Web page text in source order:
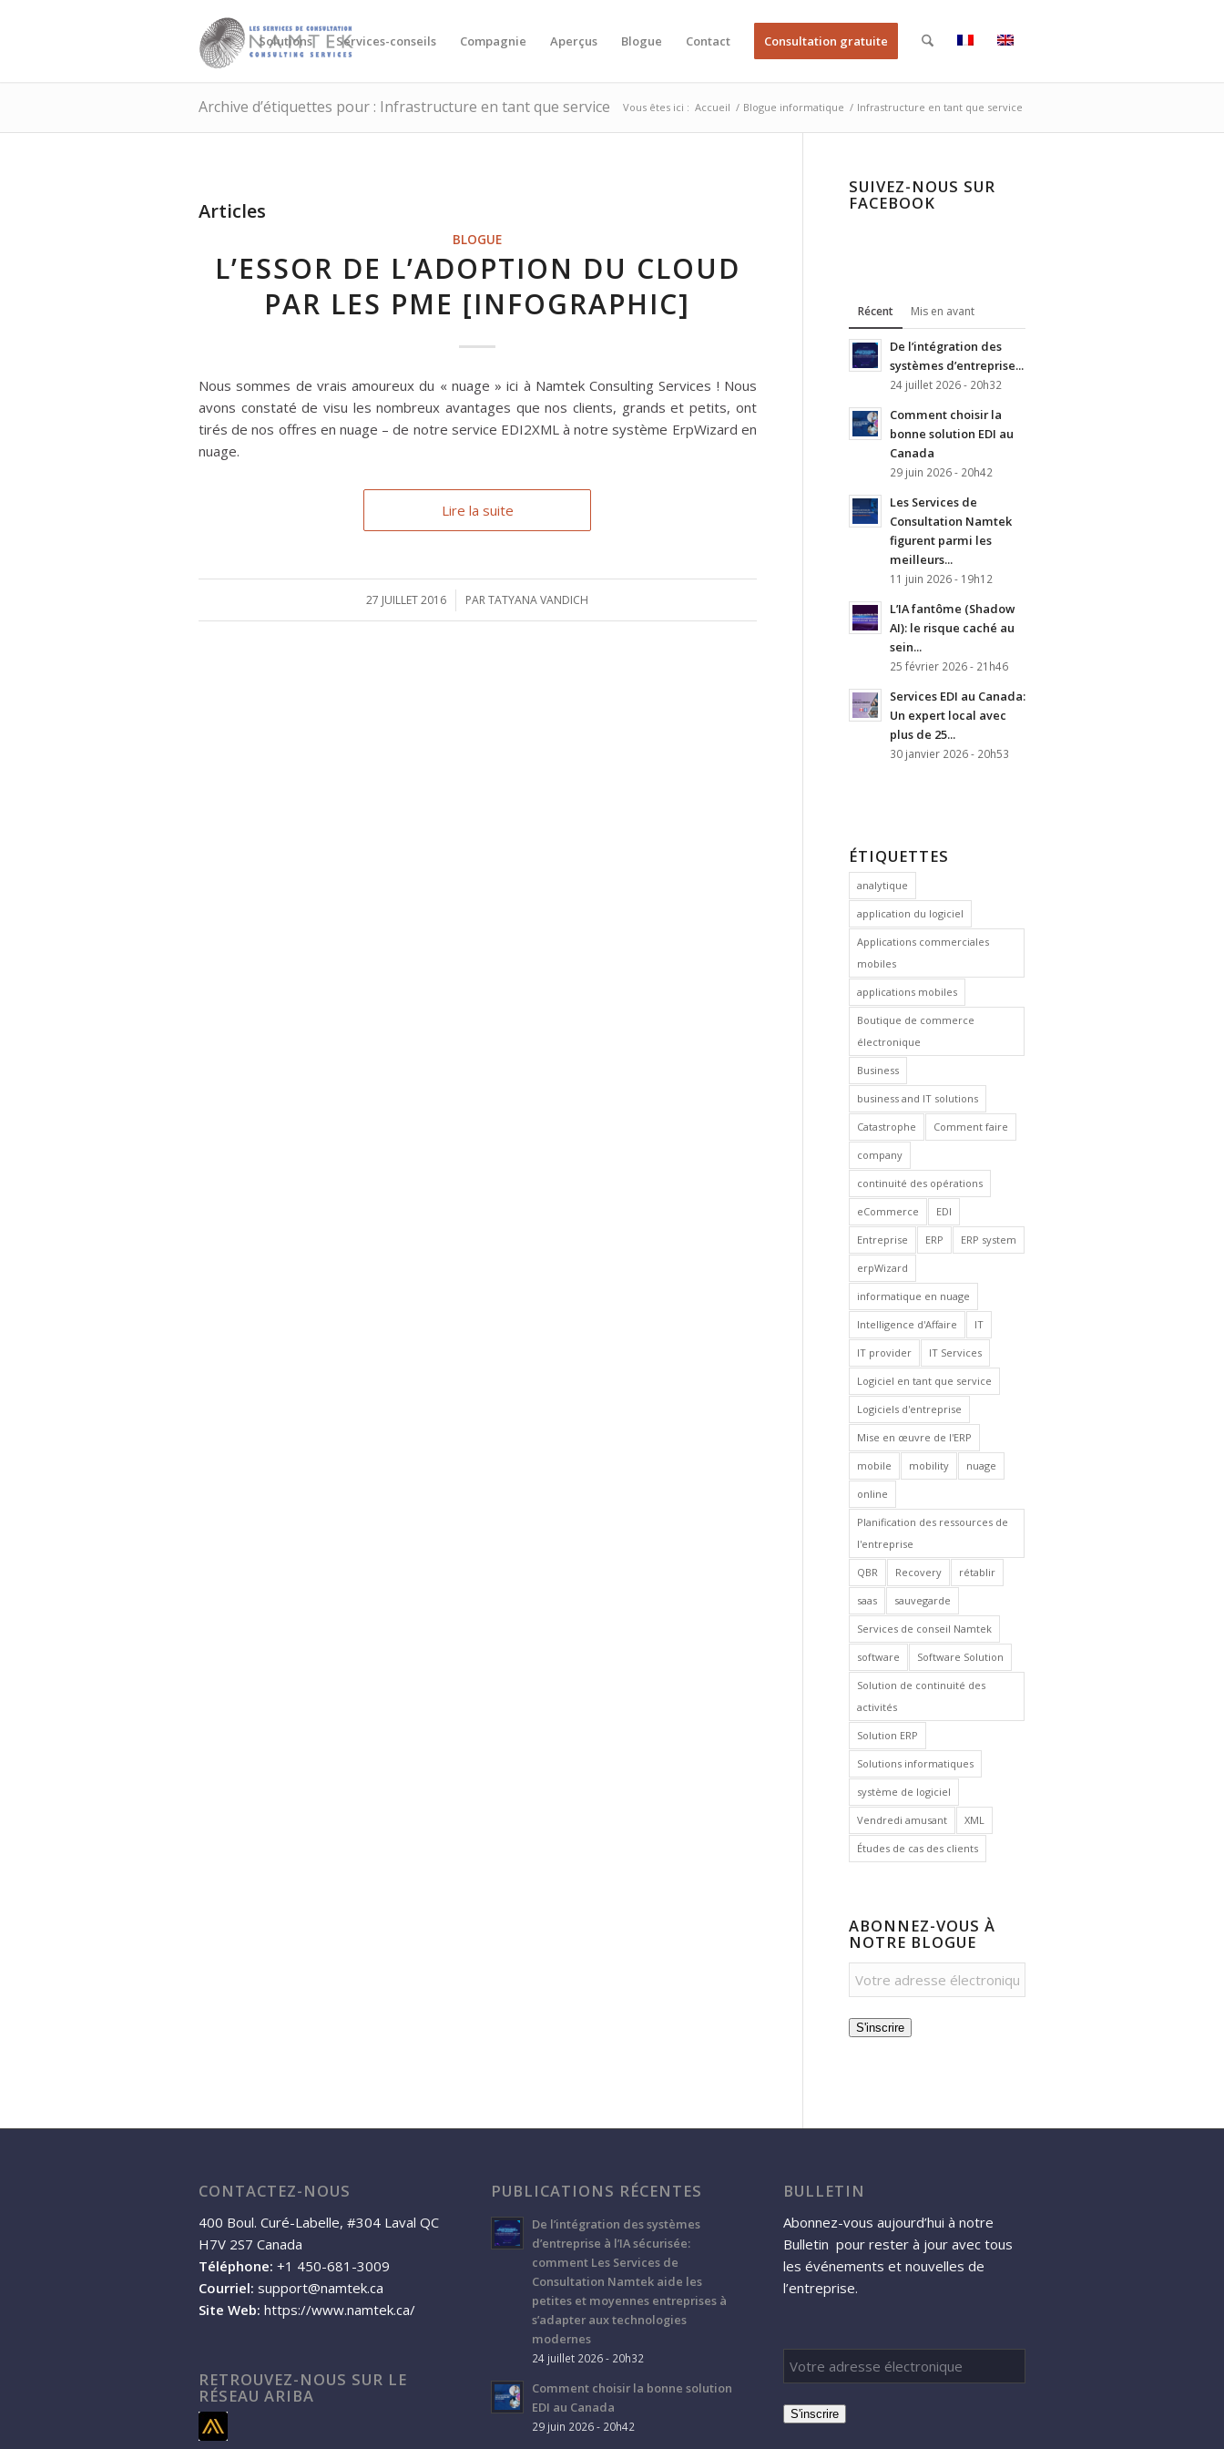
Solutions Services-conseils Compagnie Aperçus Blogue Contact Consultation gratuite
Archive d’étiquettes pour : Infrastructure en tant que service Vous êtes ici : Accueil / Blogue informatique / Infrastructure en tant que service
Articles
BLOGUE
L’ESSOR DE L’ADOPTION DU CLOUD
PAR LES PME [INFOGRAPHIC]
Nous sommes de vrais amoureux du « nuage » ici à Namtek Consulting Services ! Nous
avons constaté de visu les nombreux avantages que nos clients, grands et petits, ont
tirés de nos offres en nuage – de notre service EDI2XML à notre système ErpWizard en
nuage.
Lire la suite
27 JUILLET 2016
/ PARTATYANA VANDICH
SUIVEZ-NOUS SUR
FACEBOOK
Récent Mis en avant
De l’intégration des
systèmes d’entreprise...
24 juillet 2026 - 20h32
Comment choisir la
bonne solution EDI au
Canada
29 juin 2026 - 20h42
Les Services de
Consultation Namtek
figurent parmi les
meilleurs...
11 juin 2026 - 19h12
L’IA fantôme (Shadow
AI): le risque caché au
sein...
25 février 2026 - 21h46
Services EDI au Canada:
Un expert local avec
plus de 25...
30 janvier 2026 - 20h53
ÉTIQUETTES
analytique
application du logiciel
Applications commerciales
mobiles
applications mobiles
Boutique de commerce
électronique
Business
business and IT solutions
Catastrophe Comment faire
company
continuité des opérations
eCommerce EDI
Entreprise ERP ERP system
erpWizard
informatique en nuage
Intelligence d'Affaire IT
IT provider IT Services
Logiciel en tant que service
Logiciels d'entreprise
Mise en œuvre de l'ERP
mobile mobility nuage
online
Planification des ressources de
l'entreprise
QBR Recovery rétablir
saas sauvegarde
Services de conseil Namtek
software Software Solution
Solution de continuité des
activités
Solution ERP
Solutions informatiques
système de logiciel
Vendredi amusant XML
Études de cas des clients
ABONNEZ-VOUS À
NOTRE BLOGUE
S'inscrire
CONTACTEZ-NOUS
400 Boul. Curé-Labelle, #304 Laval QC
H7V 2S7 Canada
Téléphone: +1 450-681-3009
Courriel: support@namtek.ca
Site Web: https://www.namtek.ca/
RETROUVEZ-NOUS SUR LE
RÉSEAU ARIBA
PUBLICATIONS RÉCENTES
De l’intégration des systèmes
d’entreprise à l’IA sécurisée:
comment Les Services de
Consultation Namtek aide les
petites et moyennes entreprises à
s’adapter aux technologies
modernes
24 juillet 2026 - 20h32
Comment choisir la bonne solution
EDI au Canada
29 juin 2026 - 20h42
BULLETIN
Abonnez-vous aujourd’hui à notre
Bulletin pour rester à jour avec tous
les événements et nouvelles de
l’entreprise.
S'inscrire